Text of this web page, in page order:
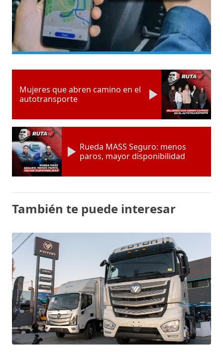
Mujeres que abren camino en el
autotransporte
Rueda MASS Seguro: menos
paros, mayor disponibilidad
También te puede interesar